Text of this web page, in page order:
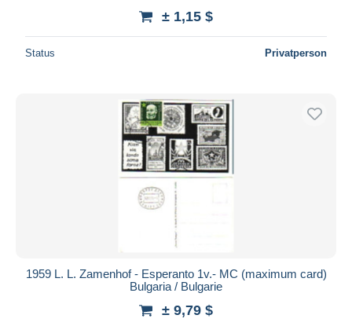
± 1,15 $
Status Privatperson
1959 L. L. Zamenhof - Esperanto 1v.- MC (maximum card)
Bulgaria / Bulgarie
± 9,79 $